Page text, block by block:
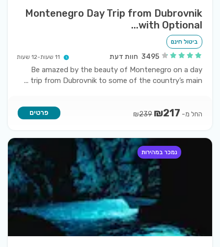
Montenegro Day Trip from Dubrovnik
with Optional...
ביטול חינם
3495 חוות דעת 11 שעות-12 שעות
Be amazed by the beauty of Montenegro on a day
trip from Dubrovnik to some of the country’s main
...
החל מ- ₪217
239 פרטים
נמכר במהירות